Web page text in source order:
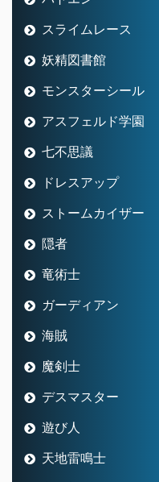
スライムレース
妖精図書館
モンスターシール
アスフェルド学園
七不思議
ドレスアップ
ストームカイザー
隠者
竜術士
ガーディアン
海賊
魔剣士
デスマスター
遊び人
天地雷鳴士